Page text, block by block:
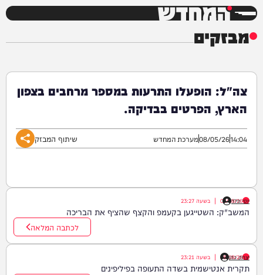
המחדש
מבזקים
צה"ל: הופעלו התרעות במספר מרחבים בצפון
הארץ, הפרטים בבדיקה.
14:04
08/05/26מערכת המחדש שיתוף המבזק
יוסי פלד
08/08/26
| בשעה 23:27
המשב"ק: השטייגען בקעמפ והקצף שהציף את הבריכה
לכתבה המלאה
יצחק כהן
08/08/26
| בשעה 23:21
תקרית אנטישמית בשדה התעופה בפיליפינים